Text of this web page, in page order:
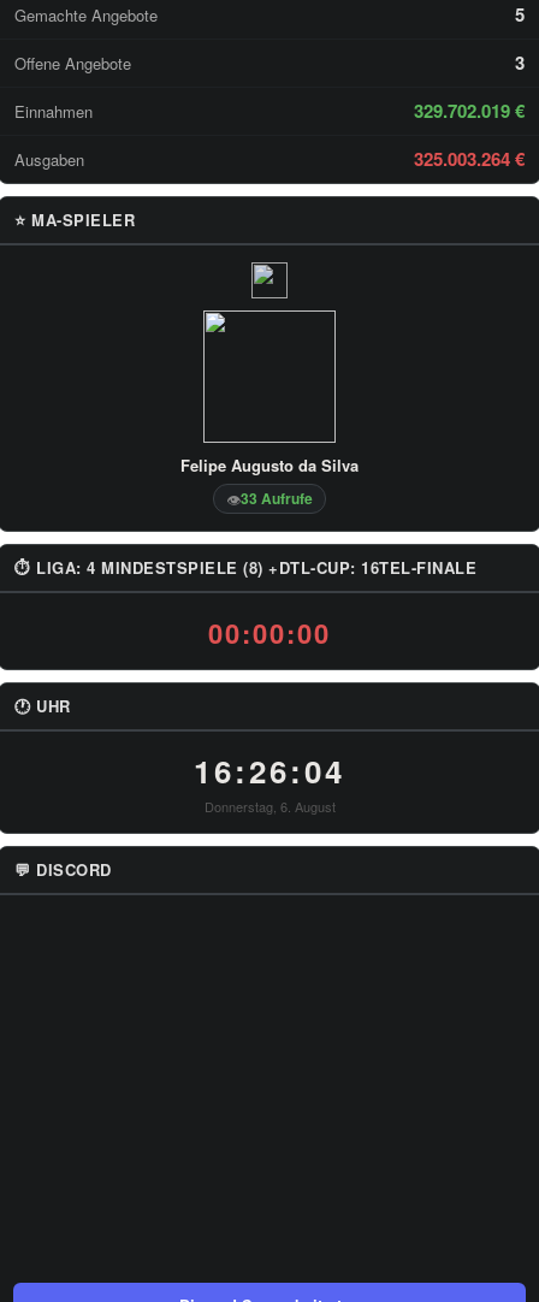
Gemachte Angebote 5
Offene Angebote 3
Einnahmen 329.702.019 €
Ausgaben 325.003.264 €
⭐ MA-SPIELER
Felipe Augusto da Silva
👁33 Aufrufe
⏱ LIGA: 4 MINDESTSPIELE (8) +DTL-CUP: 16TEL-FINALE
00:00:00
🕐 UHR
16:26:04
Donnerstag, 6. August
💬 DISCORD